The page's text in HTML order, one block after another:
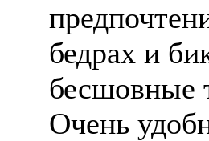
бедрах и
бесшовные
Очень